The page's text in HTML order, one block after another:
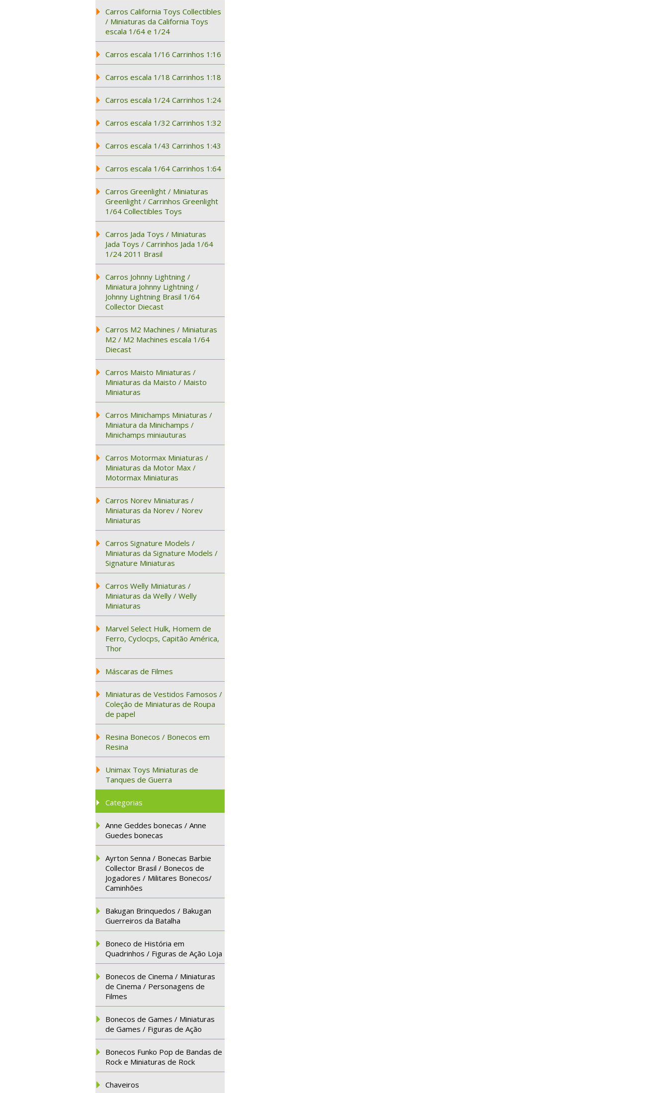
Carros California Toys Collectibles
/ Miniaturas da California Toys
escala 1/64 e 1/24
Carros escala 1/16 Carrinhos 1:16
Carros escala 1/18 Carrinhos 1:18
Carros escala 1/24 Carrinhos 1:24
Carros escala 1/32 Carrinhos 1:32
Carros escala 1/43 Carrinhos 1:43
Carros escala 1/64 Carrinhos 1:64
Carros Greenlight / Miniaturas
Greenlight / Carrinhos Greenlight
1/64 Collectibles Toys
Carros Jada Toys / Miniaturas
Jada Toys / Carrinhos Jada 1/64
1/24 2011 Brasil
Carros Johnny Lightning /
Miniatura Johnny Lightning /
Johnny Lightning Brasil 1/64
Collector Diecast
Carros M2 Machines / Miniaturas
M2 / M2 Machines escala 1/64
Diecast
Carros Maisto Miniaturas /
Miniaturas da Maisto / Maisto
Miniaturas
Carros Minichamps Miniaturas /
Miniatura da Minichamps /
Minichamps miniauturas
Carros Motormax Miniaturas /
Miniaturas da Motor Max /
Motormax Miniaturas
Carros Norev Miniaturas /
Miniaturas da Norev / Norev
Miniaturas
Carros Signature Models /
Miniaturas da Signature Models /
Signature Miniaturas
Carros Welly Miniaturas /
Miniaturas da Welly / Welly
Miniaturas
Marvel Select Hulk, Homem de
Ferro, Cyclocps, Capitão América,
Thor
Máscaras de Filmes
Miniaturas de Vestidos Famosos /
Coleção de Miniaturas de Roupa
de papel
Resina Bonecos / Bonecos em
Resina
Unimax Toys Miniaturas de
Tanques de Guerra
Categorias
Anne Geddes bonecas / Anne
Guedes bonecas
Ayrton Senna / Bonecas Barbie
Collector Brasil / Bonecos de
Jogadores / Militares Bonecos/
Caminhões
Bakugan Brinquedos / Bakugan
Guerreiros da Batalha
Boneco de História em
Quadrinhos / Figuras de Ação Loja
Bonecos de Cinema / Miniaturas
de Cinema / Personagens de
Filmes
Bonecos de Games / Miniaturas
de Games / Figuras de Ação
Bonecos Funko Pop de Bandas de
Rock e Miniaturas de Rock
Chaveiros